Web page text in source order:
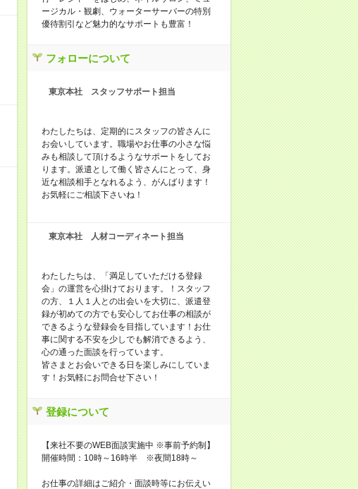
ージカル・観劇、ウォーターサーバーの特別
優待割引など魅力的なサポートも豊富！
フォローについて
東京本社 スタッフサポート担当
わたしたちは、定期的にスタッフの皆さんに
お会いしています。職場やお仕事の小さな悩
みも相談して頂けるようなサポートをしてお
ります。派遣として働く皆さんにとって、身
近な相談相手となれるよう、がんばります！
お気軽にご相談下さいね！
東京本社 人材コーディネート担当
わたしたちは、「満足していただける登録
会」の運営を心掛けております。！スタッフ
の方、１人１人との出会いを大切に、派遣登
録が初めての方でも安心してお仕事の相談が
できるような登録会を目指しています！お仕
事に関する不安を少しでも解消できるよう、
心の通った面談を行っています。
皆さまとお会いできる日を楽しみにしていま
す！お気軽にお問合せ下さい！
登録について
【来社不要のWEB面談実施中 ※事前予約制】
開催時間：10時～16時半 ※夜間18時～
お仕事の詳細はご紹介・面談時等にお伝えい